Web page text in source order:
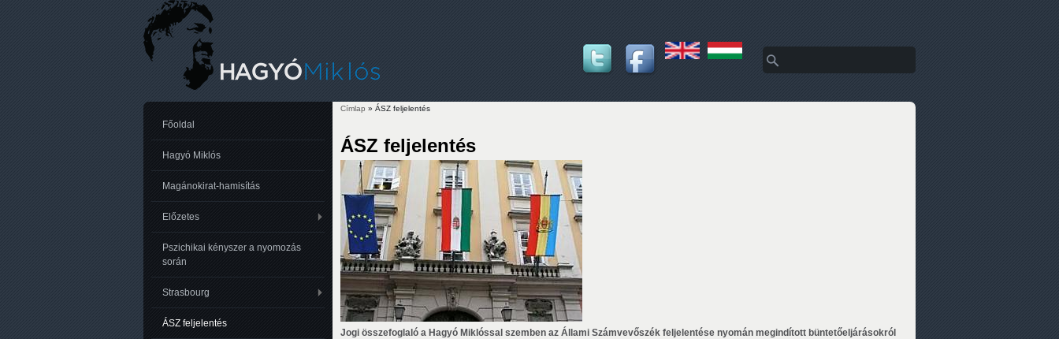
Keresés űrlap
Keresés
Címlap » ÁSZ feljelentés
ÁSZ feljelentés
Jogi összefoglaló a Hagyó Miklóssal szemben az Állami Számvevőszék feljelentése nyomán megindított büntetőeljárásokról
Főoldal
Hagyó Miklós
Magánokirat-hamisítás
Előzetes
Pszichikai kényszer a nyomozás
során
Strasbourg
ÁSZ feljelentés